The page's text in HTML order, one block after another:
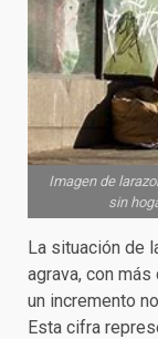
Imagen de
sin
La situación de
agrava, con más
un incremento
Esta cifra